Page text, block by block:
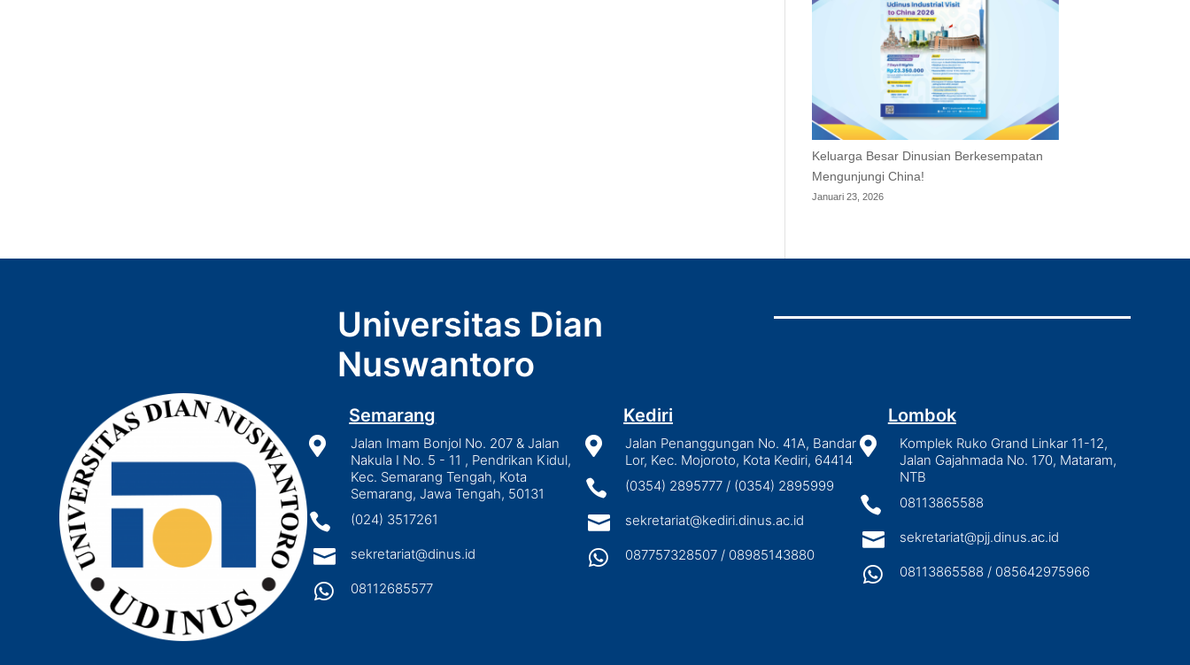
Keluarga Besar Dinusian Berkesempatan
Mengunjungi China!
Januari 23, 2026
Universitas Dian
Nuswantoro
Semarang

Jalan Imam Bonjol No. 207 & Jalan
Nakula I No. 5 - 11 , Pendrikan Kidul,
Kec. Semarang Tengah, Kota
Semarang, Jawa Tengah, 50131
 (024) 3517261
 sekretariat@dinus.id
 08112685577
Kediri

Jalan Penanggungan No. 41A, Bandar
Lor, Kec. Mojoroto, Kota Kediri, 64414
 (0354) 2895777 / (0354) 2895999
 sekretariat@kediri.dinus.ac.id
 087757328507 / 08985143880
Lombok

Komplek Ruko Grand Linkar 11-12,
Jalan Gajahmada No. 170, Mataram,
NTB
 08113865588
 sekretariat@pjj.dinus.ac.id
 08113865588 / 085642975966